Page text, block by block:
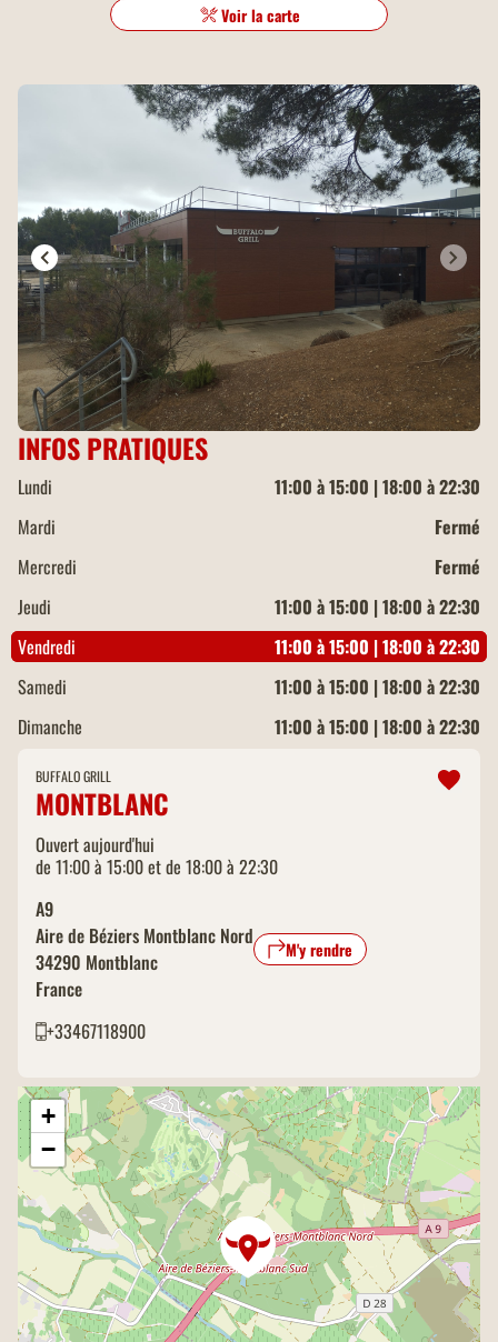
Mercredi
Fermé
Vendredi
11:00 à 15:00 | 18:00 à 22:30
Samedi
11:00 à 15:00 | 18:00 à 22:30
11:00 à 15:00 | 18:00 à 22:30
Voir la carte
INFOS PRATIQUES
Lundi
11:00 à 15:00 | 18:00 à 22:30
Mardi
Fermé
Mercredi
Fermé
Jeudi
11:00 à 15:00 | 18:00 à 22:30
Vendredi
11:00 à 15:00 | 18:00 à 22:30
Samedi
11:00 à 15:00 | 18:00 à 22:30
Dimanche
11:00 à 15:00 | 18:00 à 22:30
BUFFALO GRILL
MONTBLANC
Ouvert aujourd'hui
de 11:00 à 15:00 et de 18:00 à 22:30
A9
Aire de Béziers Montblanc Nord
34290 Montblanc
France
M'y rendre
+33467118900
+
−